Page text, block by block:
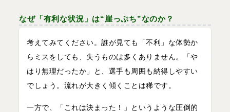
なぜ「有利な状況」は“崖っぷち”なのか？
考えてみてください。誰が見ても「不利」な体勢か
らミスをしても、失うものは多くありません。「や
はり無理だったか」と、選手も周囲も納得しやすい
でしょう。流れが大きく傾くことは稀です。
一方で、「これは決まった！」というような圧倒的